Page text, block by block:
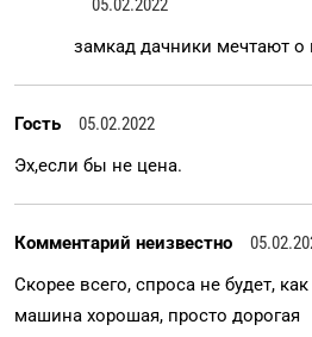
05.02.2022
замкад дачники мечтают о
Гость
05.02.2022
Эх,если бы не цена.
Комментарий неизвестно
Скорее всего, спроса не будет,
машина хорошая, просто дорогая